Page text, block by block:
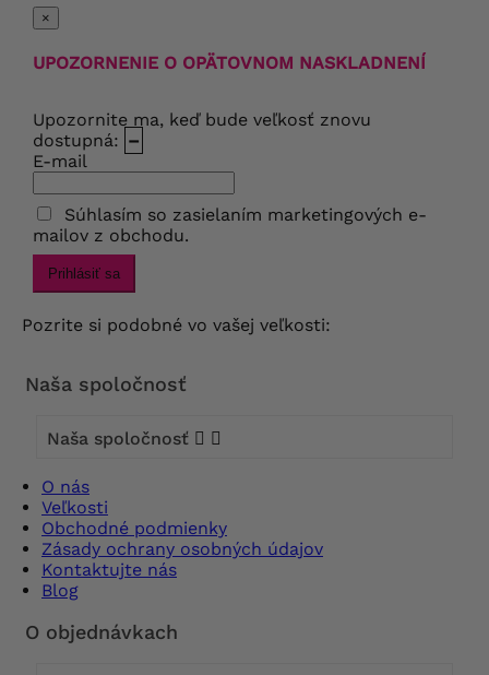
×
UPOZORNENIE O OPÄTOVNOM NASKLADNENÍ
Upozornite ma, keď bude veľkosť znovu
dostupná: –
E-mail
Súhlasím so zasielaním marketingových e-
mailov z obchodu.
Prihlásiť sa
Pozrite si podobné vo vašej veľkosti:
Naša spoločnosť
Naša spoločnosť  
O nás
Veľkosti
Obchodné podmienky
Zásady ochrany osobných údajov
Kontaktujte nás
Blog
O objednávkach